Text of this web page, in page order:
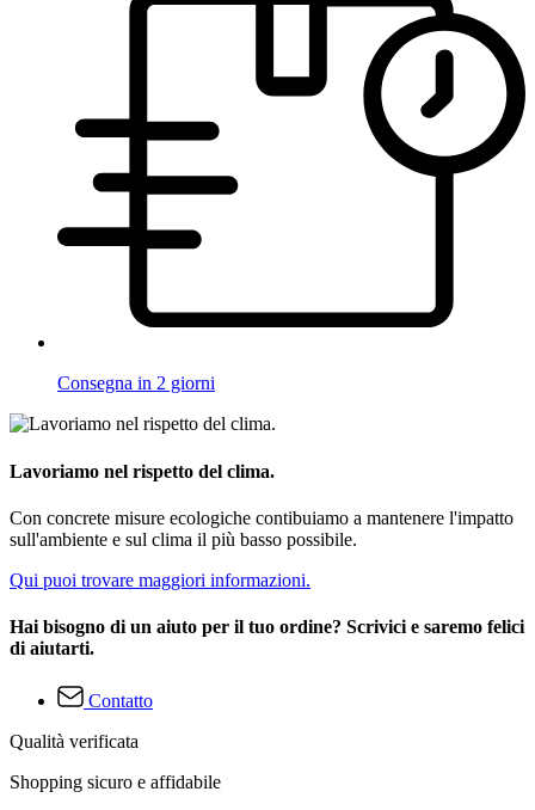
Consegna in 2 giorni
Lavoriamo nel rispetto del clima.
Con concrete misure ecologiche contibuiamo a mantenere l'impatto
sull'ambiente e sul clima il più basso possibile.
Qui puoi trovare maggiori informazioni.
Hai bisogno di un aiuto per il tuo ordine? Scrivici e saremo felici
di aiutarti.
Contatto
Qualità verificata
Shopping sicuro e affidabile